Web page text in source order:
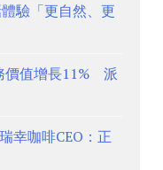
驗「更自然、更
價值增長11% 派
幸咖啡CEO：正